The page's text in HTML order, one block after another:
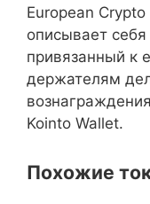
European
описывает
привязанный к
держателям
Kointo Wallet.
Похожие